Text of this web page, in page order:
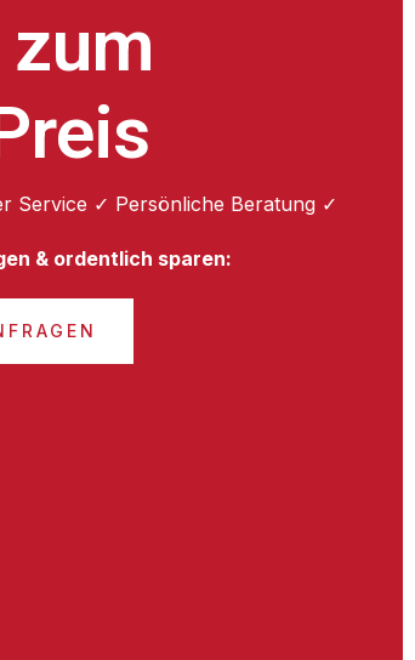
Service ✓ Persönliche Beratung ✓
& ordentlich sparen: